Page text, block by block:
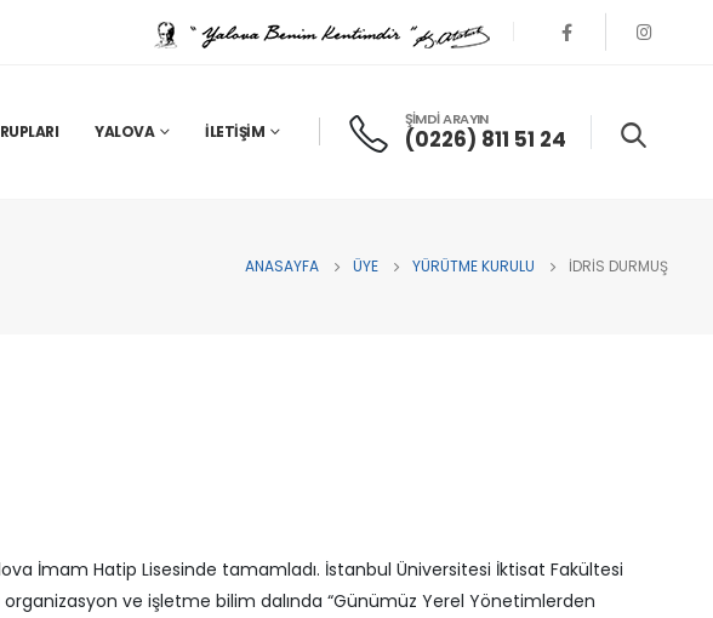
YALOVA İLETIŞIM
ŞİMDİ ARAYIN
(0226) 811 51 24
ANASAYFA ÜYE YÜRÜTME KURULU İDRIS DURMUŞ
İmam Hatip Lisesinde tamamladı. İstanbul Üniversitesi İktisat Fakültesi
organizasyon ve işletme bilim dalında “Günümüz Yerel Yönetimlerden